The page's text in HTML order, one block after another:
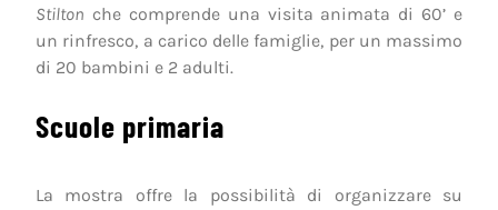
Stilton che comprende una visita animata di 60’ e
un rinfresco, a carico delle famiglie, per un massimo
di 20 bambini e 2 adulti.
Scuole primaria
La mostra offre la possibilità di organizzare su